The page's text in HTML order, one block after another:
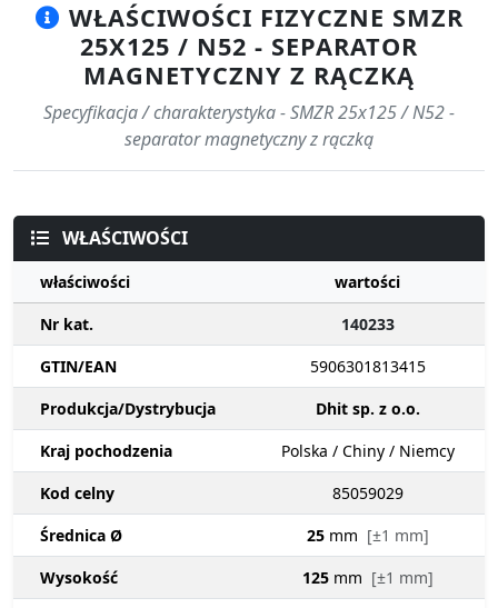
WŁAŚCIWOŚCI FIZYCZNE SMZR
25X125 / N52 - SEPARATOR
MAGNETYCZNY Z RĄCZKĄ
Specyfikacja / charakterystyka - SMZR 25x125 / N52 -
separator magnetyczny z rączką
WŁAŚCIWOŚCI
właściwości
wartości
Nr kat.
140233
GTIN/EAN
5906301813415
Produkcja/Dystrybucja
Dhit sp. z o.o.
Kraj pochodzenia
Polska / Chiny / Niemcy
Kod celny
85059029
Średnica Ø
25 mm [±1 mm]
Wysokość
125 mm [±1 mm]